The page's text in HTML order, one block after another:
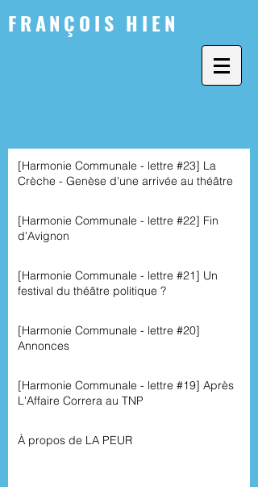
FRANÇOIS HIEN
[Harmonie Communale - lettre #23] La
Crèche - Genèse d'une arrivée au théâtre
[Harmonie Communale - lettre #22] Fin
d'Avignon
[Harmonie Communale - lettre #21] Un
festival du théâtre politique ?
[Harmonie Communale - lettre #20]
Annonces
[Harmonie Communale - lettre #19] Après
L'Affaire Correra au TNP
À propos de LA PEUR